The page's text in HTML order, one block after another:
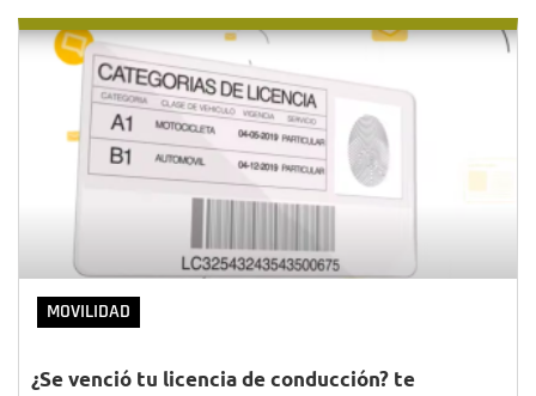
MOVILIDAD
¿Se venció tu licencia de conducción? te